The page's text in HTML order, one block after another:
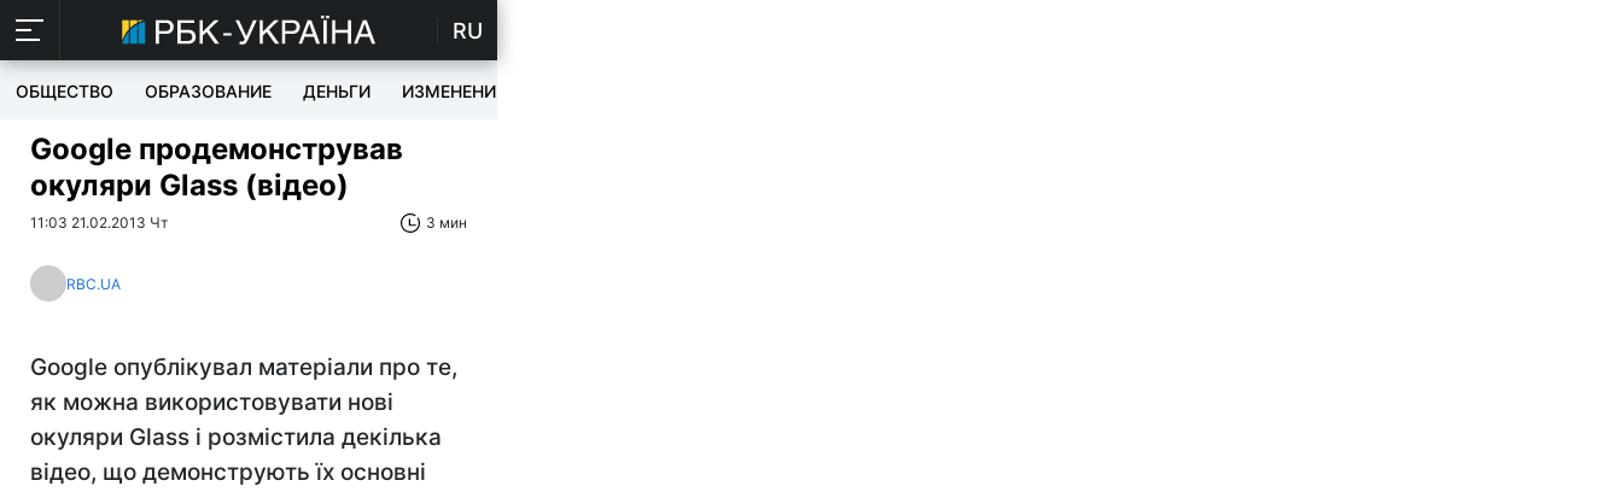
RU
ОБЩЕСТВО ОБРАЗОВАНИЕ ДЕНЬГИ ИЗМЕНЕНИЯ
Google продемонстрував
окуляри Glass (відео)
11:03 21.02.2013 Чт 3 мин
RBC.UA
Google опублікувал матеріали про те,
як можна використовувати нові
окуляри Glass і розмістила декілька
відео, що демонструють їх основні